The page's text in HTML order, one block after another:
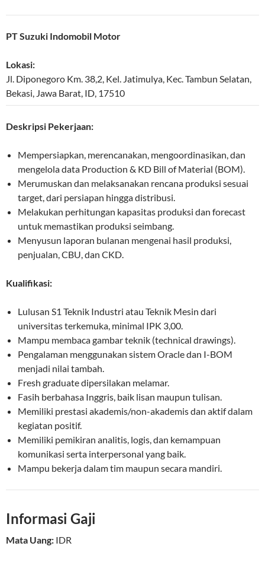
PT Suzuki Indomobil Motor
Lokasi:
Jl. Diponegoro Km. 38,2, Kel. Jatimulya, Kec. Tambun Selatan,
Bekasi, Jawa Barat, ID, 17510
Deskripsi Pekerjaan:
Mempersiapkan, merencanakan, mengoordinasikan, dan
mengelola data Production & KD Bill of Material (BOM).
Merumuskan dan melaksanakan rencana produksi sesuai
target, dari persiapan hingga distribusi.
Melakukan perhitungan kapasitas produksi dan forecast
untuk memastikan produksi seimbang.
Menyusun laporan bulanan mengenai hasil produksi,
penjualan, CBU, dan CKD.
Kualifikasi:
Lulusan S1 Teknik Industri atau Teknik Mesin dari
universitas terkemuka, minimal IPK 3,00.
Mampu membaca gambar teknik (technical drawings).
Pengalaman menggunakan sistem Oracle dan I-BOM
menjadi nilai tambah.
Fresh graduate dipersilakan melamar.
Fasih berbahasa Inggris, baik lisan maupun tulisan.
Memiliki prestasi akademis/non-akademis dan aktif dalam
kegiatan positif.
Memiliki pemikiran analitis, logis, dan kemampuan
komunikasi serta interpersonal yang baik.
Mampu bekerja dalam tim maupun secara mandiri.
Informasi Gaji
Mata Uang: IDR